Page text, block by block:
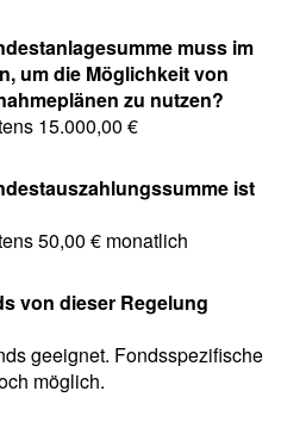
muss im
um die Möglichkeit von
zu nutzen?
15.000,00 €
ist
50,00 € monatlich
von dieser Regelung
geeignet. Fondsspezifische
möglich.